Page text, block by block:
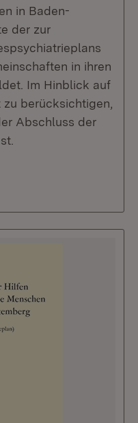
in Baden-
der zur
in ihren
Im Hinblick auf
berücksichtigen,
Abschluss der